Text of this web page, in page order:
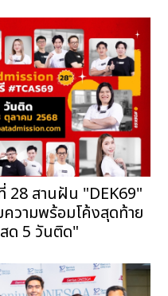
สานฝัน "DEK69"
ความพร้อมโค้งสุดท้าย
ด 5 วันติด"